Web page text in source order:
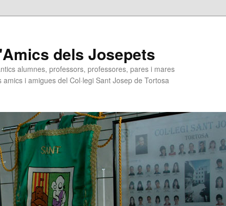
dels Josepets
alumnes, professors, professores, pares i mares
i amigues del Col·legi Sant Josep de Tortosa